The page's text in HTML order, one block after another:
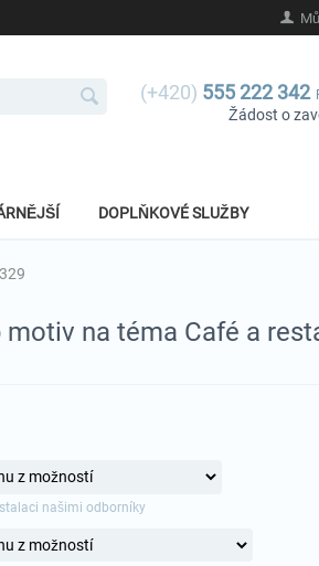
(+420) 555 222 342
Žádost o
DOPLŇKOVÉ SLUŽBY
na téma Café a
našimi odborníky